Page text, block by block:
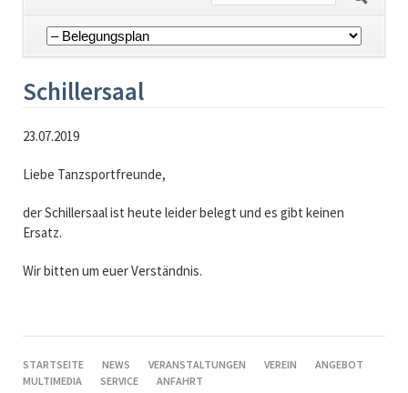
Navigation
überspringen
Schillersaal
23.07.2019
Liebe Tanzsportfreunde,
der Schillersaal ist heute leider belegt und es gibt keinen
Ersatz.
Wir bitten um euer Verständnis.
NAVIGATION
ÜBERSPRINGEN
STARTSEITE NEWS VERANSTALTUNGEN VEREIN
ANGEBOT
MULTIMEDIA
SERVICE ANFAHRT